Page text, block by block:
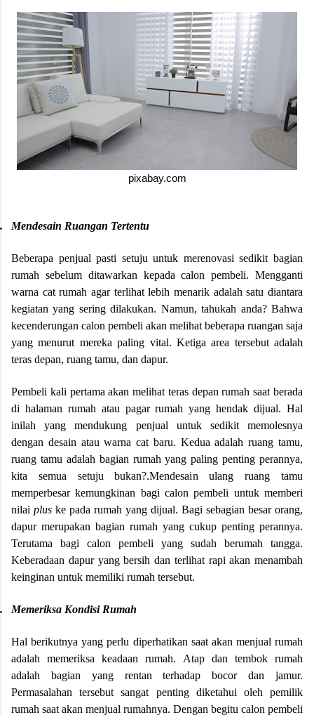
pixabay.com
Mendesain Ruangan Tertentu
Beberapa penjual pasti setuju untuk merenovasi sedikit bagian
rumah sebelum ditawarkan kepada calon pembeli. Mengganti
warna cat rumah agar terlihat lebih menarik adalah satu diantara
kegiatan yang sering dilakukan. Namun, tahukah anda? Bahwa
kecenderungan calon pembeli akan melihat beberapa ruangan saja
yang menurut mereka paling vital. Ketiga area tersebut adalah
teras depan, ruang tamu, dan dapur.
Pembeli kali pertama akan melihat teras depan rumah saat berada
di halaman rumah atau pagar rumah yang hendak dijual. Hal
inilah yang mendukung penjual untuk sedikit memolesnya
dengan desain atau warna cat baru. Kedua adalah ruang tamu,
ruang tamu adalah bagian rumah yang paling penting perannya,
kita semua setuju bukan?.Mendesain ulang ruang tamu
memperbesar kemungkinan bagi calon pembeli untuk memberi
nilai plus ke pada rumah yang dijual. Bagi sebagian besar orang,
dapur merupakan bagian rumah yang cukup penting perannya.
Terutama bagi calon pembeli yang sudah berumah tangga.
Keberadaan dapur yang bersih dan terlihat rapi akan menambah
keinginan untuk memiliki rumah tersebut.
Memeriksa Kondisi Rumah
Hal berikutnya yang perlu diperhatikan saat akan menjual rumah
adalah memeriksa keadaan rumah. Atap dan tembok rumah
adalah bagian yang rentan terhadap bocor dan jamur.
Permasalahan tersebut sangat penting diketahui oleh pemilik
rumah saat akan menjual rumahnya. Dengan begitu calon pembeli